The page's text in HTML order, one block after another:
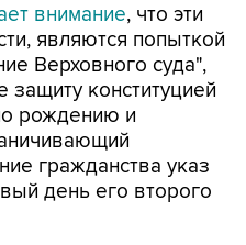
внимание, что эти
являются попыткой
Верховного суда",
конституцией
рождению и
гражданства указ
день его второго